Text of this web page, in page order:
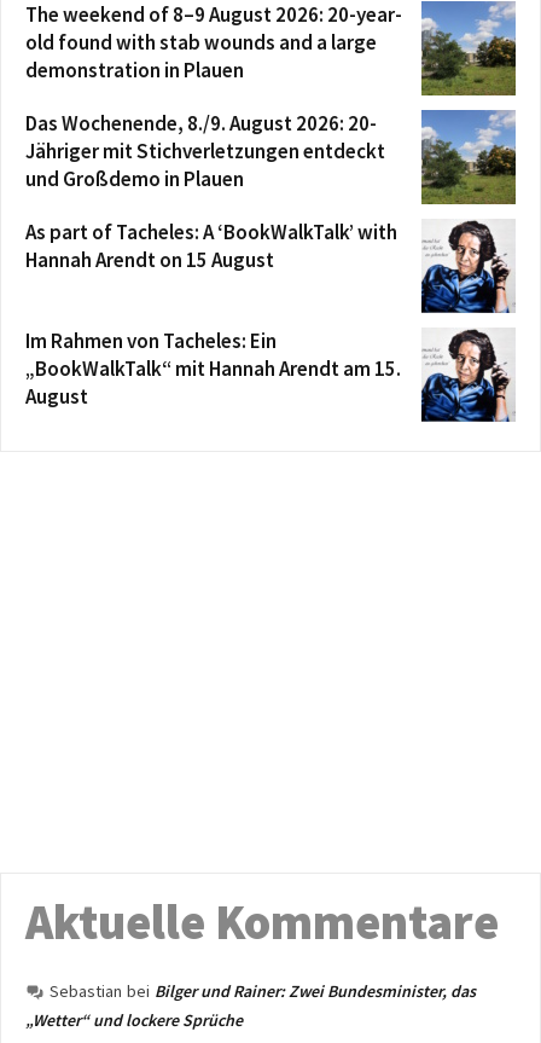
The weekend of 8–9 August 2026: 20-year-
old found with stab wounds and a large
demonstration in Plauen
Das Wochenende, 8./9. August 2026: 20-
Jähriger mit Stichverletzungen entdeckt
und Großdemo in Plauen
As part of Tacheles: A ‘BookWalkTalk’ with
Hannah Arendt on 15 August
Im Rahmen von Tacheles: Ein
„BookWalkTalk“ mit Hannah Arendt am 15.
August
Aktuelle Kommentare
Sebastian bei Bilger und Rainer: Zwei Bundesminister, das
„Wetter“ und lockere Sprüche